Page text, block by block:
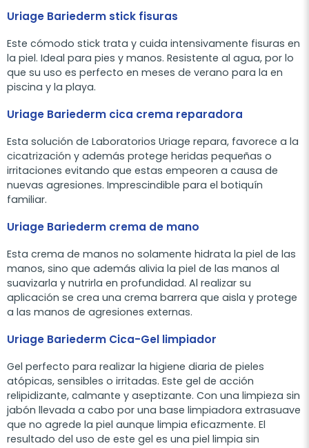
Uriage Bariederm stick fisuras
Este cómodo stick trata y cuida intensivamente fisuras en
la piel. Ideal para pies y manos. Resistente al agua, por lo
que su uso es perfecto en meses de verano para la en
piscina y la playa.
Uriage Bariederm cica crema reparadora
Esta solución de Laboratorios Uriage repara, favorece a la
cicatrización y además protege heridas pequeñas o
irritaciones evitando que estas empeoren a causa de
nuevas agresiones. Imprescindible para el botiquín
familiar.
Uriage Bariederm crema de mano
Esta crema de manos no solamente hidrata la piel de las
manos, sino que además alivia la piel de las manos al
suavizarla y nutrirla en profundidad. Al realizar su
aplicación se crea una crema barrera que aisla y protege
a las manos de agresiones externas.
Uriage Bariederm Cica-Gel limpiador
Gel perfecto para realizar la higiene diaria de pieles
atópicas, sensibles o irritadas. Este gel de acción
relipidizante, calmante y aseptizante. Con una limpieza sin
jabón llevada a cabo por una base limpiadora extrasuave
que no agrede la piel aunque limpia eficazmente. El
resultado del uso de este gel es una piel limpia sin